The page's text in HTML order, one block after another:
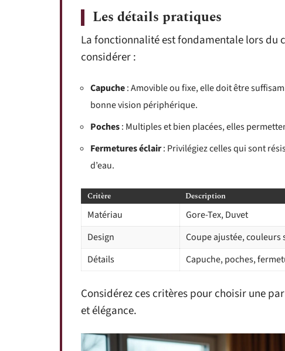
Les détails pratiques
La fonctionnalité est fondamentale lors du
considérer :
Capuche: Amovible ou fixe, elle doit être
bonne vision périphérique.
Poches: Multiples et bien placées, elles
Fermetures éclair: Privilégiez celles qui sont
d’eau.
Critère Description
Matériau
Gore-Tex, Duvet
Design
Coupe ajustée, couleurs
Détails
Capuche, poches,
Considérez ces critères pour choisir une
et élégance.